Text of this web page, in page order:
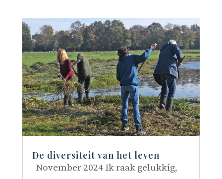
De diversiteit van het leven
November 2024 Ik raak gelukkig,